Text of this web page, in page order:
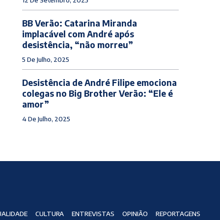
BB Verão: Catarina Miranda
implacável com André após
desistência, “não morreu”
5 De Julho, 2025
Desistência de André Filipe emociona
colegas no Big Brother Verão: “Ele é
amor”
4 De Julho, 2025
CULTURA ENTREVISTAS OPINIÃO REPORTAGENS